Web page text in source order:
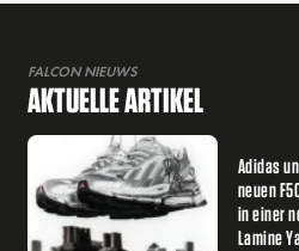
FALCON NIEUWS
AKTUELLE ARTIKEL
Adidas
neuen
in einer
Lamine